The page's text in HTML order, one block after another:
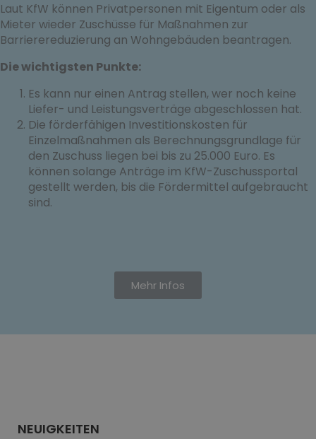
Laut KfW können Privatpersonen mit Eigentum oder als
Mieter wieder Zuschüsse für Maßnahmen zur
Barrierereduzierung an Wohngebäuden beantragen.
Die wichtigsten Punkte:
Es kann nur einen Antrag stellen, wer noch keine
Liefer- und Leistungsverträge abgeschlossen hat.
Die förderfähigen Investitionskosten für
Einzelmaßnahmen als Berechnungsgrundlage für
den Zuschuss liegen bei bis zu 25.000 Euro. Es
können solange Anträge im KfW-Zuschussportal
gestellt werden, bis die Fördermittel aufgebraucht
sind.
Mehr Infos
NEUIGKEITEN